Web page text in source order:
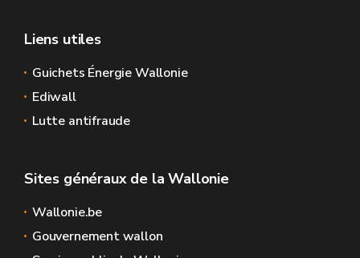
Liens utiles
Guichets Énergie Wallonie
Ediwall
Lutte antifraude
Sites généraux de la Wallonie
Wallonie.be
Gouvernement wallon